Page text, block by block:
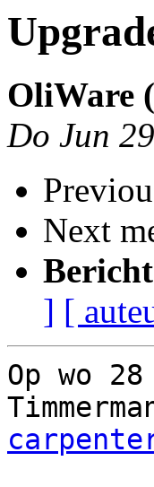
OliWare
Do Jun
Next
] [
Op wo